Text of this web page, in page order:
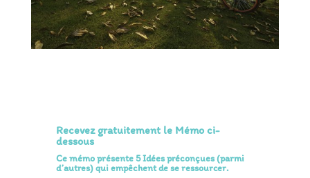
Recevez gratuitement le Mémo ci-
dessous
Ce mémo présente 5 Idées préconçues (parmi
d’autres) qui empêchent de se ressourcer.